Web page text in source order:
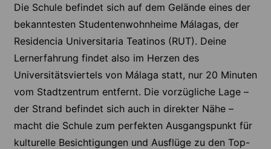
Die Schule befindet sich auf dem Gelände eines der
bekanntesten Studentenwohnheime Málagas, der
Residencia Universitaria Teatinos (RUT). Deine
Lernerfahrung findet also im Herzen des
Universitätsviertels von Málaga statt, nur 20 Minuten
vom Stadtzentrum entfernt. Die vorzügliche Lage –
der Strand befindet sich auch in direkter Nähe –
macht die Schule zum perfekten Ausgangspunkt für
kulturelle Besichtigungen und Ausflüge zu den Top-